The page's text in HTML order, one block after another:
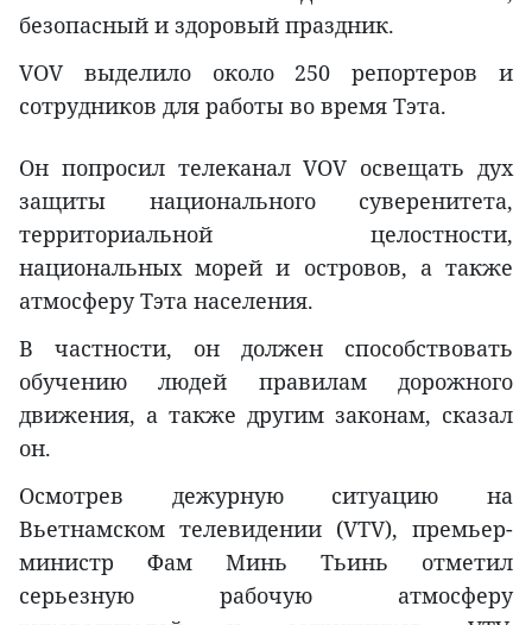
безопасный и здоровый праздник.
VOV выделило около 250 репортеров и
сотрудников для работы во время Тэта.
Он попросил телеканал VOV освещать дух
защиты национального суверенитета,
территориальной целостности,
национальных морей и островов, а также
атмосферу Тэта населения.
В частности, он должен способствовать
обучению людей правилам дорожного
движения, а также другим законам, сказал
он.
Осмотрев дежурную ситуацию на
Вьетнамском телевидении (VTV), премьер-
министр Фам Минь Тьинь отметил
серьезную рабочую атмосферу